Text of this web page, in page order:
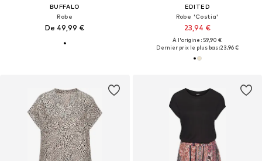
BUFFALO
Robe
De 49,99 €
EDITED
Robe 'Costia'
23,94 €
À l'origine : 59,90 €
Dernier prix le plus bas :23,96 €